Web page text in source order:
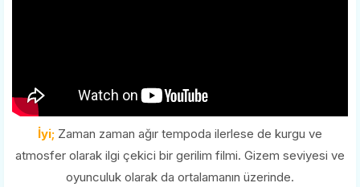
İyi; Zaman zaman ağır tempoda ilerlese de kurgu ve
atmosfer olarak ilgi çekici bir gerilim filmi. Gizem seviyesi ve
oyunculuk olarak da ortalamanın üzerinde.